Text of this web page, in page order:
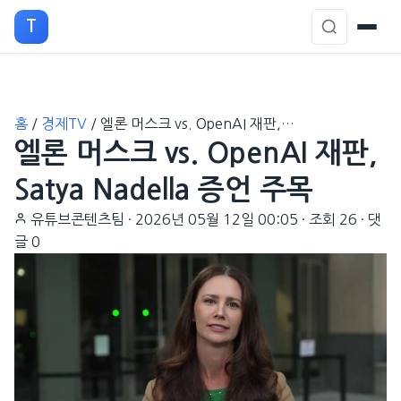
T
홈 / 경제TV / 엘론 머스크 vs. OpenAI 재판,…
엘론 머스크 vs. OpenAI 재판,
Satya Nadella 증언 주목
유튜브콘텐츠팀 · 2026년 05월 12일 00:05 · 조회 26 · 댓
글 0